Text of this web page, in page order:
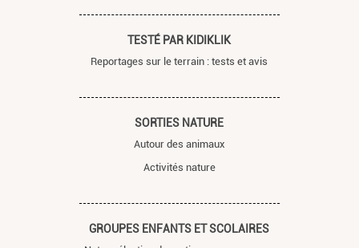
TESTÉ PAR KIDIKLIK
Reportages sur le terrain : tests et avis
SORTIES NATURE
Autour des animaux
Activités nature
GROUPES ENFANTS ET SCOLAIRES